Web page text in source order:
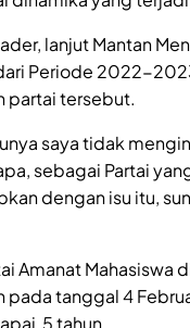
lanjut Mantan
Periode 2022-
partai tersebut.
saya tidak
sebagai Partai
dengan isu itu,
Amanat Mahasiswa
pada tanggal 4
5 tahun.